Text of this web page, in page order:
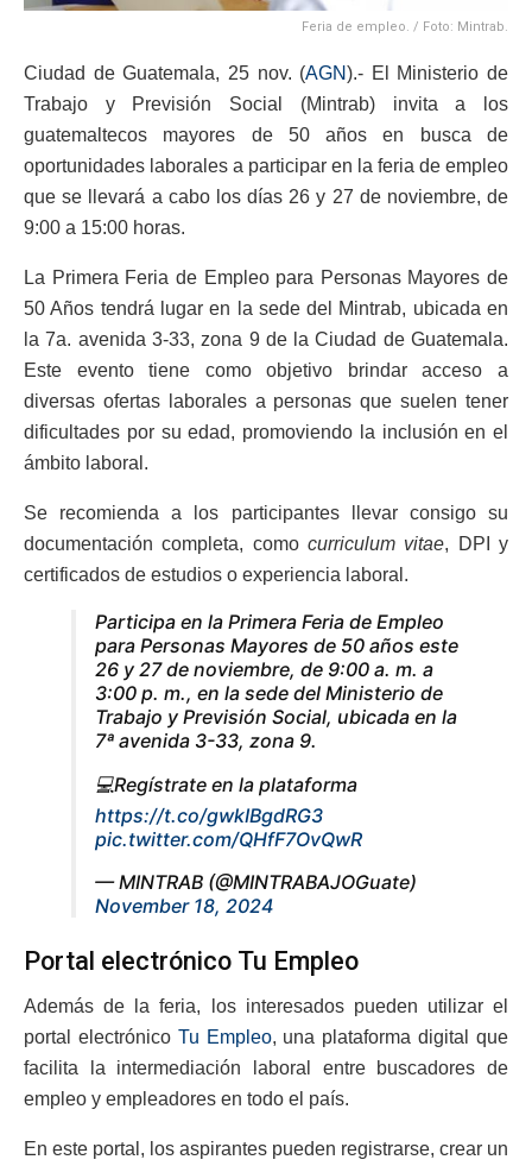
Feria de empleo. / Foto: Mintrab.
Ciudad de Guatemala, 25 nov. (AGN).- El Ministerio de
Trabajo y Previsión Social (Mintrab) invita a los
guatemaltecos mayores de 50 años en busca de
oportunidades laborales a participar en la feria de empleo
que se llevará a cabo los días 26 y 27 de noviembre, de
9:00 a 15:00 horas.
La Primera Feria de Empleo para Personas Mayores de
50 Años tendrá lugar en la sede del Mintrab, ubicada en
la 7a. avenida 3-33, zona 9 de la Ciudad de Guatemala.
Este evento tiene como objetivo brindar acceso a
diversas ofertas laborales a personas que suelen tener
dificultades por su edad, promoviendo la inclusión en el
ámbito laboral.
Se recomienda a los participantes llevar consigo su
documentación completa, como curriculum vitae, DPI y
certificados de estudios o experiencia laboral.
Participa en la Primera Feria de Empleo
para Personas Mayores de 50 años este
26 y 27 de noviembre, de 9:00 a. m. a
3:00 p. m., en la sede del Ministerio de
Trabajo y Previsión Social, ubicada en la
7ª avenida 3-33, zona 9.
💻Regístrate en la plataforma
https://t.co/gwkIBgdRG3
pic.twitter.com/QHfF7OvQwR
— MINTRAB (@MINTRABAJOGuate)
November 18, 2024
Portal electrónico Tu Empleo
Además de la feria, los interesados pueden utilizar el
portal electrónico Tu Empleo, una plataforma digital que
facilita la intermediación laboral entre buscadores de
empleo y empleadores en todo el país.
En este portal, los aspirantes pueden registrarse, crear un